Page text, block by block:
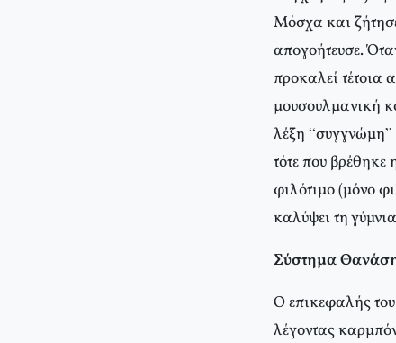
Μόσχα και
απογοήτευσε.
προκαλεί τέτοια
μουσουλμανική
λέξη “συγγνώμη”
τότε που
φιλότιμο (μόνο
καλύψει τη
Σύστημα
Ο επικεφαλής
λέγοντας